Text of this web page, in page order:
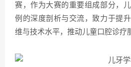
赛，作为大赛的重要组成部分，
例的深度剖析与交流，致力于提
维与技术水平，推动儿童口腔诊疗